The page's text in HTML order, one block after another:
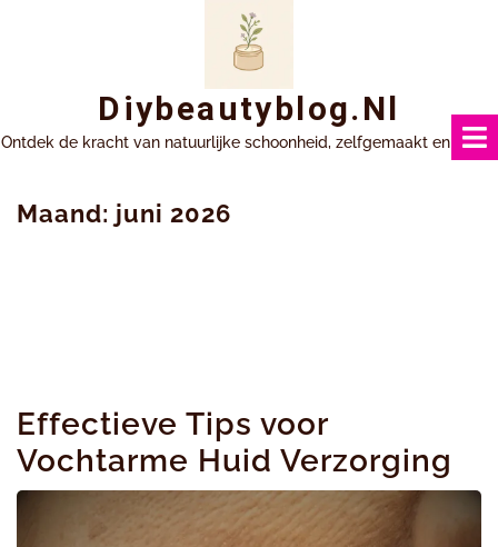
Diybeautyblog.nl
Ontdek de kracht van natuurlijke schoonheid, zelfgemaakt en uniek.
Maand: juni 2026
Effectieve Tips voor
Vochtarme Huid Verzorging